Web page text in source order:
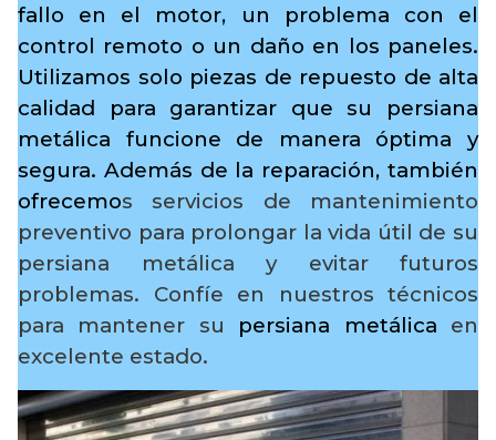
fallo en el motor, un problema con el
control remoto o un daño en los paneles.
Utilizamos solo piezas de repuesto de alta
calidad para garantizar que su persiana
metálica funcione de manera óptima y
segura. Además de la reparación, también
ofrecemos servicios de mantenimiento
preventivo para prolongar la vida útil de su
persiana metálica y evitar futuros
problemas. Confíe en nuestros técnicos
para mantener su persiana metálica en
excelente estado.